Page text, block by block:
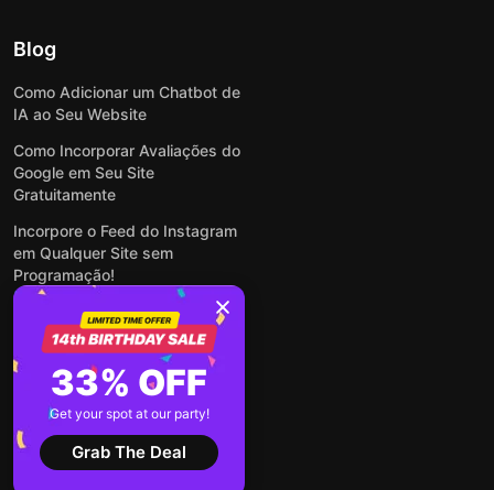
Blog
Como Adicionar um Chatbot de
IA ao Seu Website
Como Incorporar Avaliações do
Google em Seu Site
Gratuitamente
Incorpore o Feed do Instagram
em Qualquer Site sem
Programação!
Como Incorporar Formulários
em Qualquer Site Online e
Gratuitamente
Como Criar Formulário para
WordPress: Simples e Rápido
Ver todas publicações
33% OFF
Get your spot at our party!
Grab The Deal